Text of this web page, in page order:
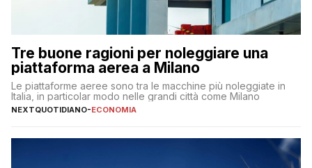
Tre buone ragioni per noleggiare una
piattaforma aerea a Milano
Le piattaforme aeree sono tra le macchine più noleggiate in
Italia, in particolar modo nelle grandi città come Milano
NEXTQUOTIDIANO-ECONOMIA